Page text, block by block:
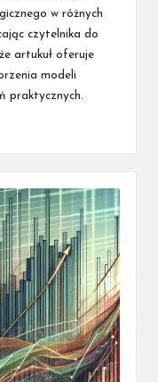
w różnych
czytelnika do
artukuł oferuje
modeli
praktycznych.